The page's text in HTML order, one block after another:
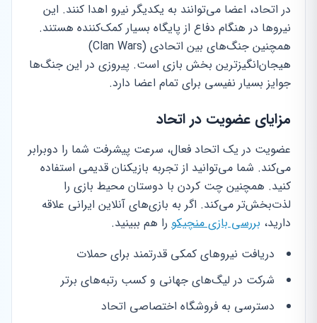
در اتحاد، اعضا می‌توانند به یکدیگر نیرو اهدا کنند. این
نیروها در هنگام دفاع از پایگاه بسیار کمک‌کننده هستند.
همچنین جنگ‌های بین اتحادی (Clan Wars)
هیجان‌انگیزترین بخش بازی است. پیروزی در این جنگ‌ها
جوایز بسیار نفیسی برای تمام اعضا دارد.
مزایای عضویت در اتحاد
عضویت در یک اتحاد فعال، سرعت پیشرفت شما را دوبرابر
می‌کند. شما می‌توانید از تجربه بازیکنان قدیمی استفاده
کنید. همچنین چت کردن با دوستان محیط بازی را
لذت‌بخش‌تر می‌کند. اگر به بازی‌های آنلاین ایرانی علاقه
دارید، بررسی بازی منچیکو را هم ببینید.
دریافت نیروهای کمکی قدرتمند برای حملات
شرکت در لیگ‌های جهانی و کسب رتبه‌های برتر
دسترسی به فروشگاه اختصاصی اتحاد